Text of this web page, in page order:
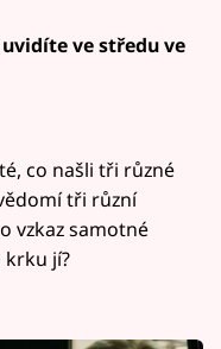
ve středu ve
co našli tři různé
tři různí
vzkaz samotné
krku jí?